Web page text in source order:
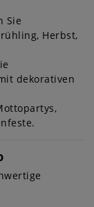
Sie
Herbst,
dekorativen